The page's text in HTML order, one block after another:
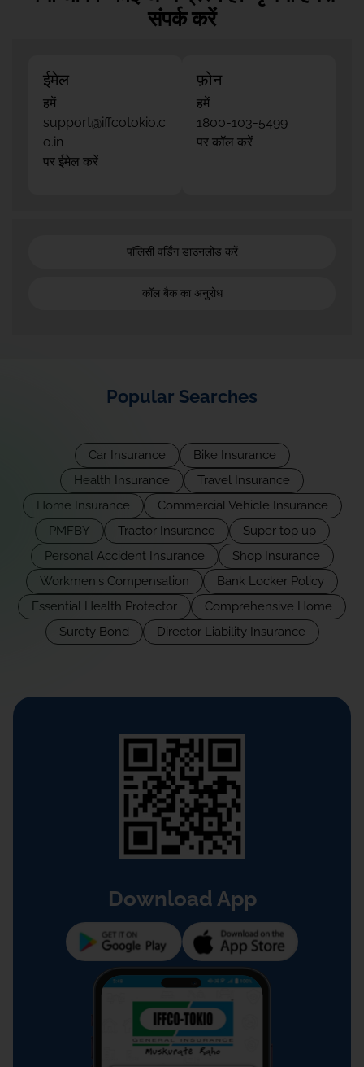
संपर्क करें
ईमेल
हमें
support@iffcotokio.c
o.in
पर ईमेल करें
फ़ोन
हमें
1800-103-5499
पर कॉल करें
पॉलिसी वर्डिंग डाउनलोड करें
कॉल बैक का अनुरोध
Popular Searches
Car Insurance
Bike Insurance
Health Insurance
Travel Insurance
Home Insurance
Commercial Vehicle Insurance
PMFBY
Tractor Insurance
Super top up
Personal Accident Insurance
Shop Insurance
Workmen's Compensation
Bank Locker Policy
Essential Health Protector
Comprehensive Home
Surety Bond
Director Liability Insurance
Download App